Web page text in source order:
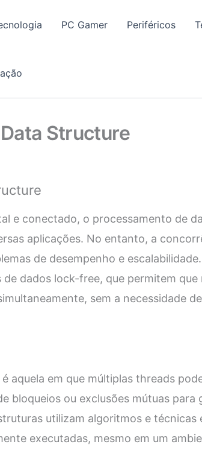
PC Gamer Periféricos
Structure
e conectado, o processamento de
aplicações. No entanto, a
de desempenho e
dados lock-free, que permitem
sem a necessidade
aquela em que múltiplas threads
bloqueios ou exclusões mútuas para
utilizam algoritmos e técnicas
executadas, mesmo em um